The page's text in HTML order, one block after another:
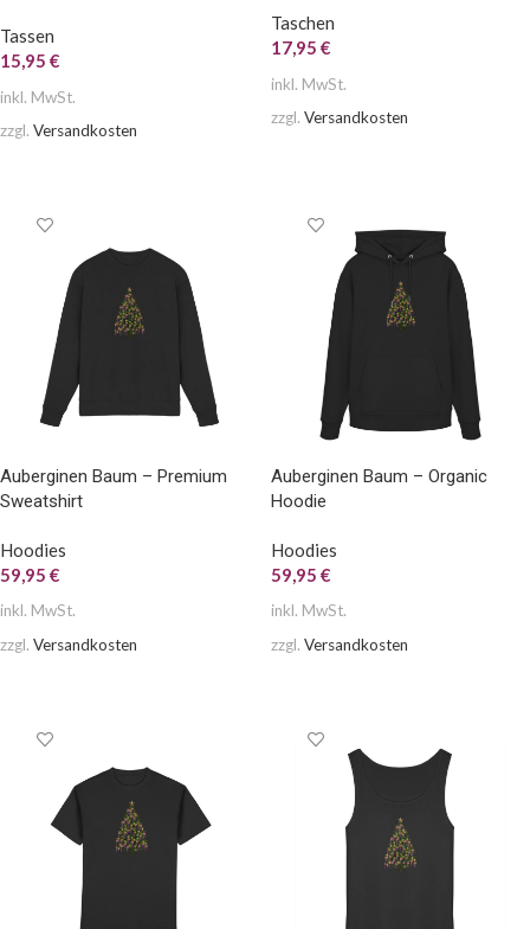
Tassen
15,95 €
inkl. MwSt.
zzgl. Versandkosten
Taschen
17,95 €
inkl. MwSt.
zzgl. Versandkosten
Auberginen Baum – Premium
Sweatshirt
Hoodies
59,95 €
inkl. MwSt.
zzgl. Versandkosten
Auberginen Baum – Organic
Hoodie
Hoodies
59,95 €
inkl. MwSt.
zzgl. Versandkosten